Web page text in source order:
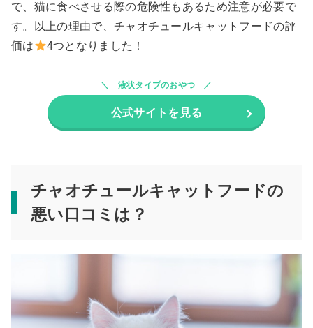
で、猫に食べさせる際の危険性もあるため注意が必要で
す。以上の理由で、チャオチュールキャットフードの評
価は
4つとなりました！
液状タイプのおやつ
公式サイトを見る
チャオチュールキャットフードの
悪い口コミは？